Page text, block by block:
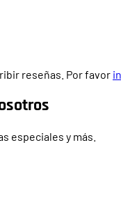
reseñas. Por favor
especiales y más.